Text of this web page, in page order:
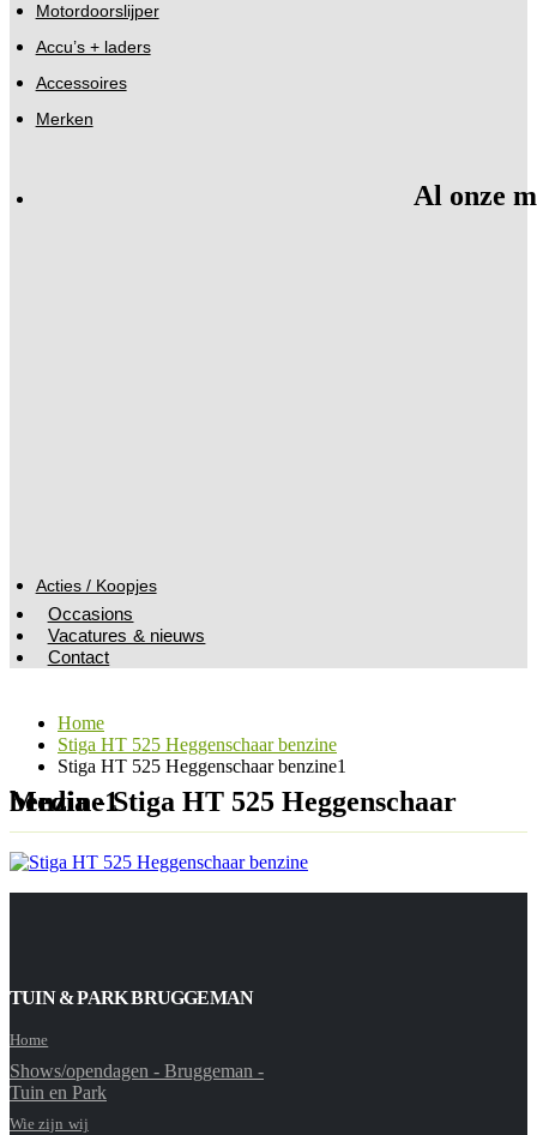
Motordoorslijper
Accu’s + laders
Accessoires
Merken
Al onze
Acties / Koopjes
Occasions
Vacatures & nieuws
Contact
Home
Stiga HT 525 Heggenschaar benzine
Stiga HT 525 Heggenschaar benzine1
Media - Stiga HT 525 Heggenschaar benzine1
TUIN & PARK BRUGGEMAN
Home
Shows/opendagen - Bruggeman -
Tuin en Park
Wie zijn wij